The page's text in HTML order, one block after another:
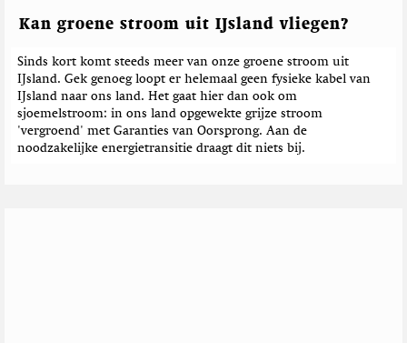
e
Kan groene stroom uit IJsland vliegen?
Sinds kort komt steeds meer van onze groene stroom uit
IJsland. Gek genoeg loopt er helemaal geen fysieke kabel van
IJsland naar ons land. Het gaat hier dan ook om
sjoemelstroom: in ons land opgewekte grijze stroom
'vergroend' met Garanties van Oorsprong. Aan de
noodzakelijke energietransitie draagt dit niets bij.